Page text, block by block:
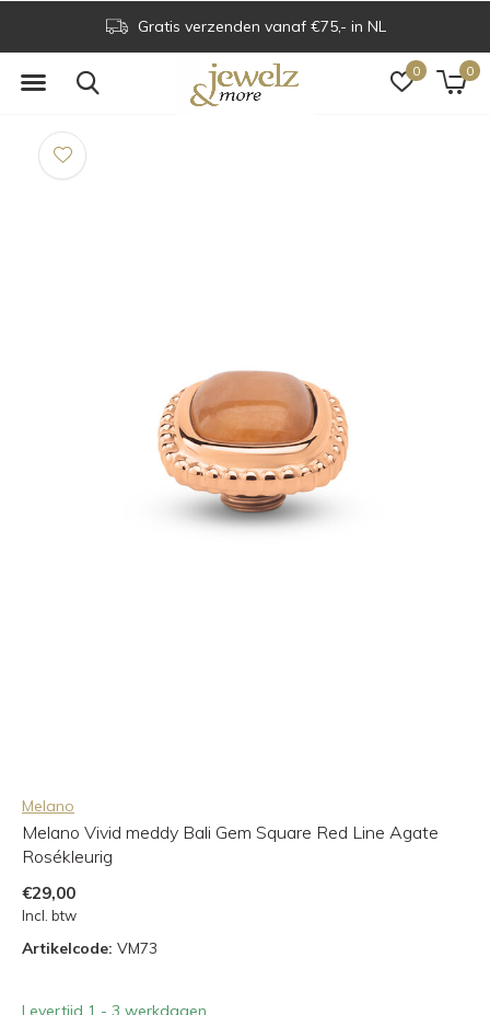
0 0
Gratis verzenden vanaf €75,- in NL
Melano
Melano Vivid meddy Bali Gem Square Red Line Agate
Rosékleurig
€29,00
Incl. btw
Artikelcode: VM73
Levertijd 1 - 3 werkdagen